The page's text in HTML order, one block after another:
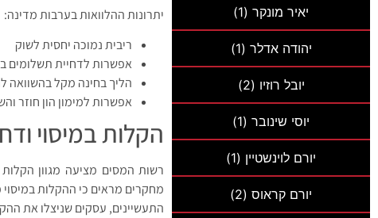
יאיר מונקר(1)
יהודה אדלר (1)
יובל רוזיו (2)
יוסי שינובר(1)
יורם לוינשטיין (1)
יורם קראוס(2)
יתרונות ההלוואות בערבות מדינה:
ריבית נמוכה יחסית לשוק
אפשרות לדחיית תשלומים
הליך בחינה מקל בהשוואה
אפשרות למימון הון חוזר
הקלות במיסוי
רשות המסים מציעה מגוון
מחקרים מראים כי ההקלות
התעשיינים, עסקים שניצלו את ההקלות